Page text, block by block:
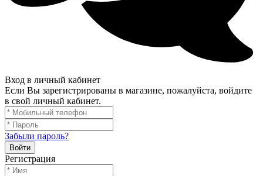
Вход в личный кабинет
Если Вы зарегистрированы в магазине, пожалуйста, войдите
в свой личный кабинет.
Забыли пароль?
Войти
Регистрация